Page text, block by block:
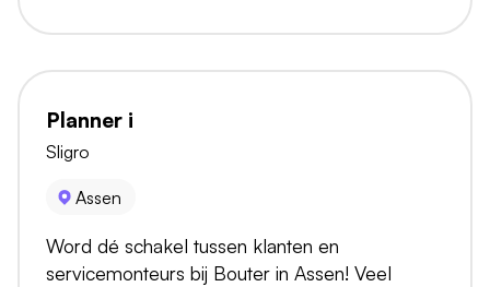
Planner i
Sligro
Assen
Word dé schakel tussen klanten en
servicemonteurs bij Bouter in Assen! Veel